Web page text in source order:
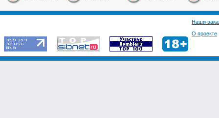
Наши
О проекте